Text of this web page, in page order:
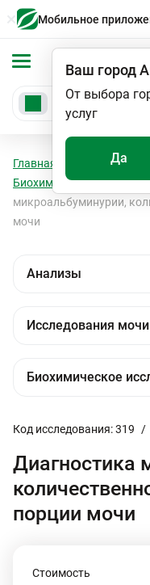
Мобильное
Ваш город
От выбора
услуг
Да
Главная Анализы
Биохимическое
микроальбуминурии,
мочи
Код исследования: 319 /
Диагностика
порции мочи
Стоимость